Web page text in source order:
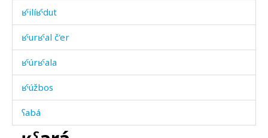
ʁˤilíʁˤdut
ʁˤurʁˤal č'er
ʁˤúrʁˤala
ʁˤúžbos
ʕabá